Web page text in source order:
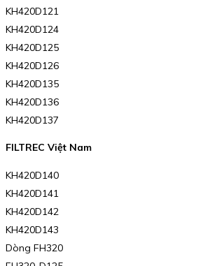
KH420D121
KH420D124
KH420D125
KH420D126
KH420D135
KH420D136
KH420D137
FILTREC Việt Nam
KH420D140
KH420D141
KH420D142
KH420D143
Dòng FH320